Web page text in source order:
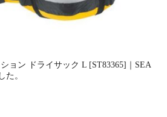
ョン ドライサック L [ST83365]｜SEA
た。